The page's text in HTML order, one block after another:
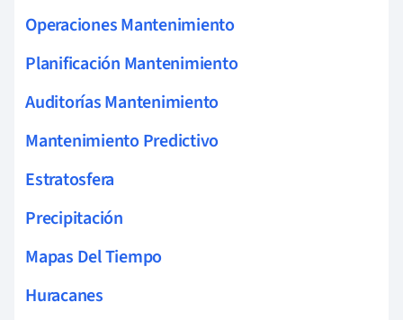
Operaciones Mantenimiento
Planificación Mantenimiento
Auditorías Mantenimiento
Mantenimiento Predictivo
Estratosfera
Precipitación
Mapas Del Tiempo
Huracanes